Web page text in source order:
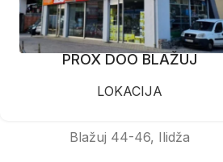
PROX DOO BLAŽUJ
LOKACIJA
Blažuj 44-46, Ilidža